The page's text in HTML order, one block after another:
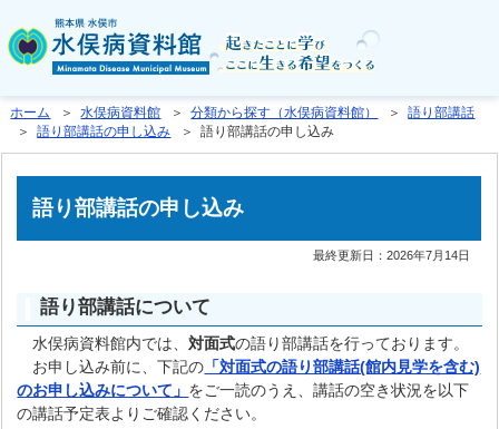
ホーム ＞水俣病資料館 ＞分類から探す（水俣病資料館） ＞語り部講話
＞語り部講話の申し込み ＞ 語り部講話の申し込み
語り部講話の申し込み
最終更新日：2026年7月14日
語り部講話について
水俣病資料館内では、対面式の語り部講話を行っております。
お申し込み前に、下記の 「対面式の語り部講話(館内見学を含む)
のお申し込みについて」 をご一読のうえ、講話の空き状況を以下
の講話予定表よりご確認ください。